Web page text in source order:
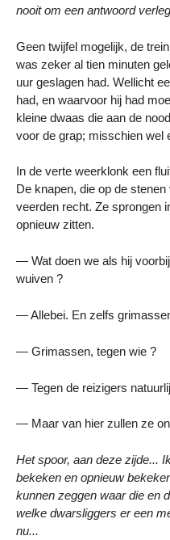
nooit om een antwoord
Geen twijfel mogelijk, de
was zeker al tien minuten
uur geslagen had. Wellicht
had, en waarvoor hij had
kleine dwaas die aan de
voor de grap; misschien wel
In de verte weerklonk een
De knapen, die op de
veerden recht. Ze sprongen
opnieuw zitten.
— Wat doen we als hij
wuiven ?
— Allebei. En zelfs
— Grimassen, tegen wie ?
— Tegen de reizigers
— Maar van hier zullen ze
Het spoor, aan deze zijde...
bekeken en opnieuw
kunnen zeggen waar die en
welke dwarsliggers er een
nu...